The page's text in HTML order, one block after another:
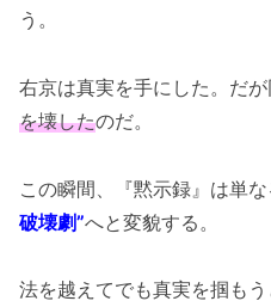
う。
右京は真実を手にした。だが
を壊したのだ。
この瞬間、『黙示録』は単な
破壊劇”へと変貌する。
法を越えてでも真実を掴も